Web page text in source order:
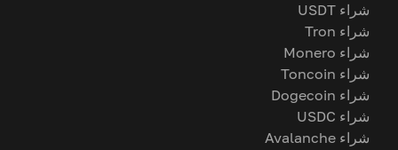
شراء USDT
شراء Tron
شراء Monero
شراء Toncoin
شراء Dogecoin
شراء USDC
شراء Avalanche